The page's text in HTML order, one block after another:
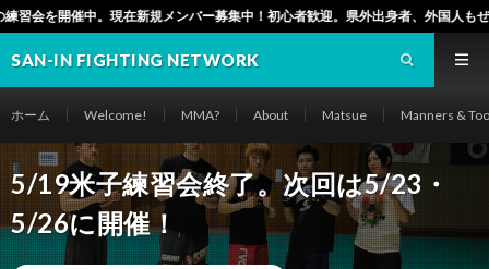
規メンバー募集中！初心者歓迎。県外出身者、外国人もぜひ！（松江市でも毎
SAN-IN FIGHTING NETWORK
ホーム Welcome! MMA? About Matsue Manners &
5/19米子練習会終了。次回は5/23・
5/26に開催！